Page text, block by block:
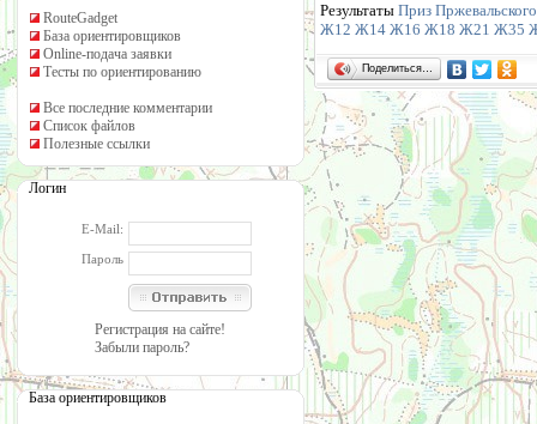
RouteGadget
База ориентировщиков
Online-подача заявки
Тесты по ориентированию
Все последние комментарии
Список файлов
Полезные ссылки
Логин
E-Mail:
Пароль
Регистрация на сайте!
Забыли пароль?
База ориентировщиков
Результаты Приз
Ж12 Ж14 Ж16 Ж18 Ж21 Ж35
Поделиться…